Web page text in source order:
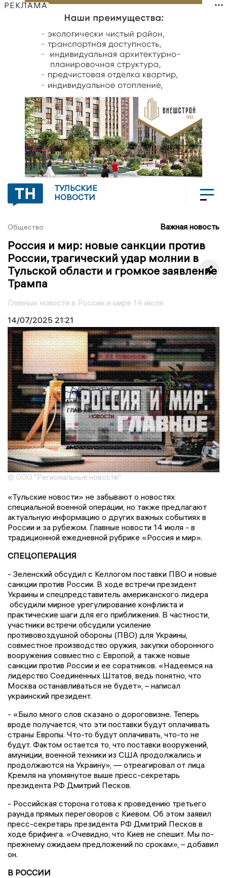
РЕКЛАМА
ТУЛЬСКИЕ
НОВОСТИ
Общество Важная новость
Россия и мир: новые санкции против
России, трагический удар молнии в
Тульской области и громкое заявление
Трампа
Главные новости в России и мире 14 июля
14/07/2025 21:21
© ООО "Региональные новости"
«Тульские новости» не забывают о новостях
специальной военной операции, но также предлагают
актуальную информацию о других важных событиях в
России и за рубежом. Главные новости 14 июля - в
традиционной ежедневной рубрике «Россия и мир».
СПЕЦОПЕРАЦИЯ
- Зеленский обсудил с Келлогом поставки ПВО и новые
санкции против России. В ходе встречи президент
Украины и спецпредставитель американского лидера
обсудили мирное урегулирование конфликта и
практические шаги для его приближения. В частности,
участники встречи обсудили усиление
противовоздушной обороны (ПВО) для Украины,
совместное производство оружия, закупки оборонного
вооружения совместно с Европой, а также новые
санкции против России и ее соратников. «Надеемся на
лидерство Соединенных Штатов, ведь понятно, что
Москва останавливаться не будет», – написал
украинский президент.
- «Было много слов сказано о дороговизне. Теперь
вроде получается, что эти поставки будут оплачивать
страны Европы. Что-то будут оплачивать, что-то не
будут. Фактом остается то, что поставки вооружений,
амуниции, военной техники из США продолжались и
продолжаются на Украину», — отреагировал от лица
Кремля на упомянутое выше пресс-секретарь
президента РФ Дмитрий Песков.
- Российская сторона готова к проведению третьего
раунда прямых переговоров с Киевом. Об этом заявил
пресс-секретарь президента РФ Дмитрий Песков в
ходе брифинга. «Очевидно, что Киев не спешит. Мы по-
прежнему ожидаем предложений по срокам», – добавил
он.
В РОССИИ